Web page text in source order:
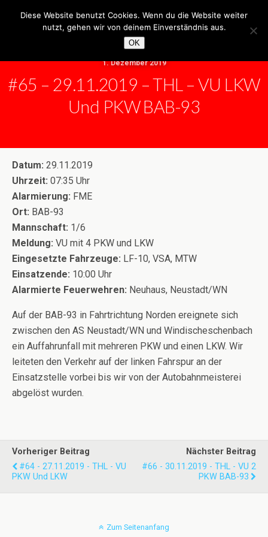
Freiwillige Feuerwehr Neuhaus
1. Dezember 2019
#65 – 29.11.2019 – THL – VU LKW
Und PKW BAB-93
Datum: 29.11.2019
Uhrzeit: 07:35 Uhr
Alarmierung: FME
Ort: BAB-93
Mannschaft: 1/6
Meldung: VU mit 4 PKW und LKW
Eingesetzte Fahrzeuge: LF-10, VSA, MTW
Einsatzende: 10:00 Uhr
Alarmierte Feuerwehren: Neuhaus, Neustadt/WN
Auf der BAB-93 in Fahrtrichtung Norden ereignete sich
zwischen den AS Neustadt/WN und Windischeschenbach
ein Auffahrunfall mit mehreren PKW und einen LKW. Wir
leiteten den Verkehr auf der linken Fahrspur an der
Einsatzstelle vorbei bis wir von der Autobahnmeisterei
abgelöst wurden.
Vorheriger Beitrag
#64 - 27.11.2019 - THL - VU
PKW Und LKW
Nächster Beitrag
#66 - 30.11.2019 - THL - VU 2
PKW BAB-93
Zum Seitenanfang
Diese Website benutzt Cookies. Wenn du die Website weiter
nutzt, gehen wir von deinem Einverständnis aus.
OK